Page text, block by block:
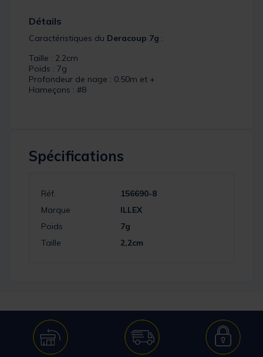
Détails
Caractéristiques du Deracoup 7g :
Taille : 2.2cm
Poids : 7g
Profondeur de nage : 0.50m et +
Hameçons : #8
Spécifications
Réf.
156690-8
Marque
ILLEX
Poids
7g
Taille
2,2cm